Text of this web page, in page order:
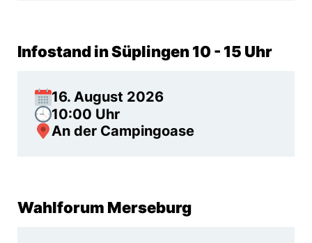
Infostand in Süplingen 10 - 15 Uhr
16. August 2026
10:00 Uhr
An der Campingoase
Wahlforum Merseburg